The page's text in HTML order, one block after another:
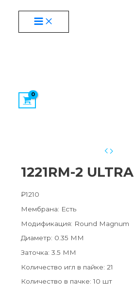
содержимому
1221RM-2 ULTRA
₽1210
Мембрана: Есть
Модификация: Round Magnum
Диаметр: 0.35 MM
Заточка: 3.5 ММ
Количество игл в пайке: 21
Количество в пачке: 10 шт
товара
1221RM-
ULTRA